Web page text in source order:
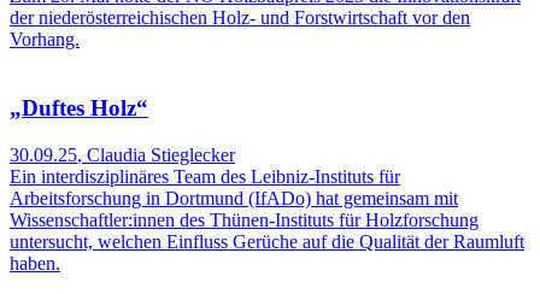
der niederösterreichischen Holz- und Forstwirtschaft vor den
Vorhang.
„Duftes Holz“
30.09.25, Claudia Stieglecker
Ein interdisziplinäres Team des Leibniz-Instituts für
Arbeitsforschung in Dortmund (IfADo) hat gemeinsam mit
Wissenschaftler:innen des Thünen-Instituts für Holzforschung
untersucht, welchen Einfluss Gerüche auf die Qualität der Raumluft
haben.